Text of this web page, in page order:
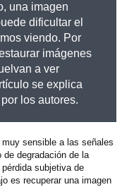
una imagen
dificultar el
viendo. Por
imágenes
a ver
se explica
los autores.
sensible a las señales
degradación de la
subjetiva de
es recuperar una imagen